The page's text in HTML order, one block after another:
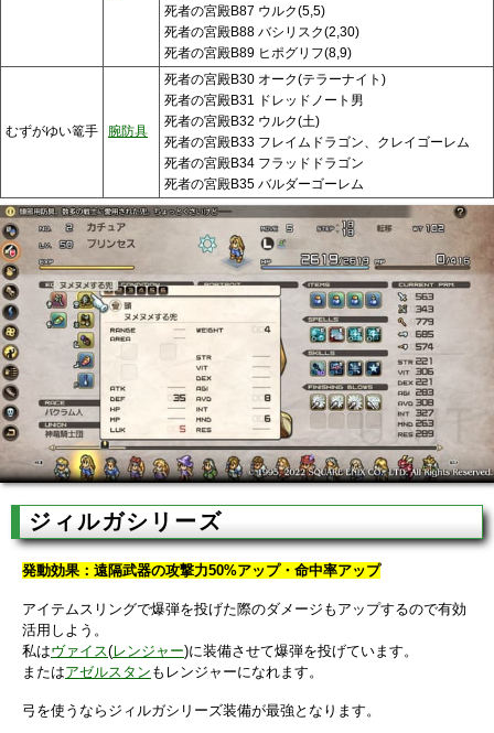
死者の宮殿B87 ウルク(5,5)
死者の宮殿B88 バシリスク(2,30)
死者の宮殿B89 ヒポグリフ(8,9)
むずがゆい篭手 腕防具
死者の宮殿B30 オーク(テラーナイト)
死者の宮殿B31 ドレッドノート男
死者の宮殿B32 ウルク(土)
死者の宮殿B33 フレイムドラゴン、クレイゴーレム
死者の宮殿B34 フラッドドラゴン
死者の宮殿B35 バルダーゴーレム
ジィルガシリーズ
発動効果：遠隔武器の攻撃力50%アップ・命中率アップ
アイテムスリングで爆弾を投げた際のダメージもアップするので有効
活用しよう。
私はヴァイス(レンジャー)に装備させて爆弾を投げています。
またはアゼルスタン もレンジャーになれます。
弓を使うならジィルガシリーズ装備が最強となります。